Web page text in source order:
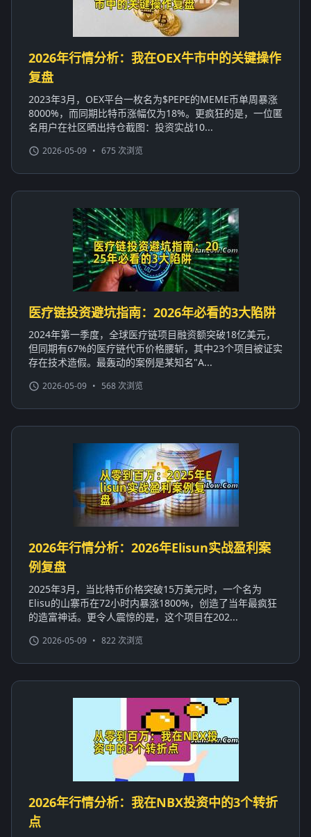
2026年行情分析：我在OEX牛市中的关键操作
复盘
2023年3月，OEX平台一枚名为$PEPE的MEME币单周暴涨
8000%，而同期比特币涨幅仅为18%。更疯狂的是，一位匿
名用户在社区晒出持仓截图：投资实战10...
2026-05-09 • 675 次浏览
医疗链投资避坑指南：2026年必看的3大陷阱
2024年第一季度，全球医疗链项目融资额突破18亿美元，
但同期有67%的医疗链代币价格腰斩，其中23个项目被证实
存在技术造假。最轰动的案例是某知名"A...
2026-05-09 • 568 次浏览
2026年行情分析：2026年Elisun实战盈利案
例复盘
2025年3月，当比特币价格突破15万美元时，一个名为
Elisu的山寨币在72小时内暴涨1800%，创造了当年最疯狂
的造富神话。更令人震惊的是，这个项目在202...
2026-05-09 • 822 次浏览
2026年行情分析：我在NBX投资中的3个转折
点